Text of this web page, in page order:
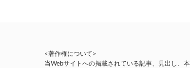
<著作権について>
当Webサイトへの掲載されている記事、見出し、